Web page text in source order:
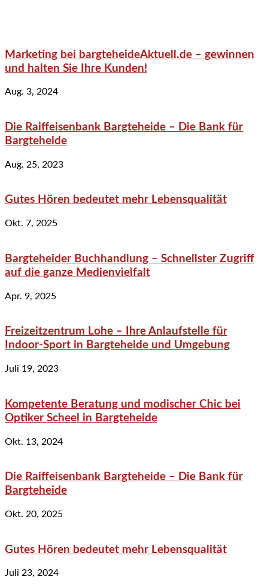
Marketing bei bargteheideAktuell.de – gewinnen
und halten Sie Ihre Kunden!
Aug. 3, 2024
Die Raiffeisenbank Bargteheide – Die Bank für
Bargteheide
Aug. 25, 2023
Gutes Hören bedeutet mehr Lebensqualität
Okt. 7, 2025
Bargteheider Buchhandlung – Schnellster Zugriff
auf die ganze Medienvielfalt
Apr. 9, 2025
Freizeitzentrum Lohe – Ihre Anlaufstelle für
Indoor-Sport in Bargteheide und Umgebung
Juli 19, 2023
Kompetente Beratung und modischer Chic bei
Optiker Scheel in Bargteheide
Okt. 13, 2024
Die Raiffeisenbank Bargteheide – Die Bank für
Bargteheide
Okt. 20, 2025
Gutes Hören bedeutet mehr Lebensqualität
Juli 23, 2024